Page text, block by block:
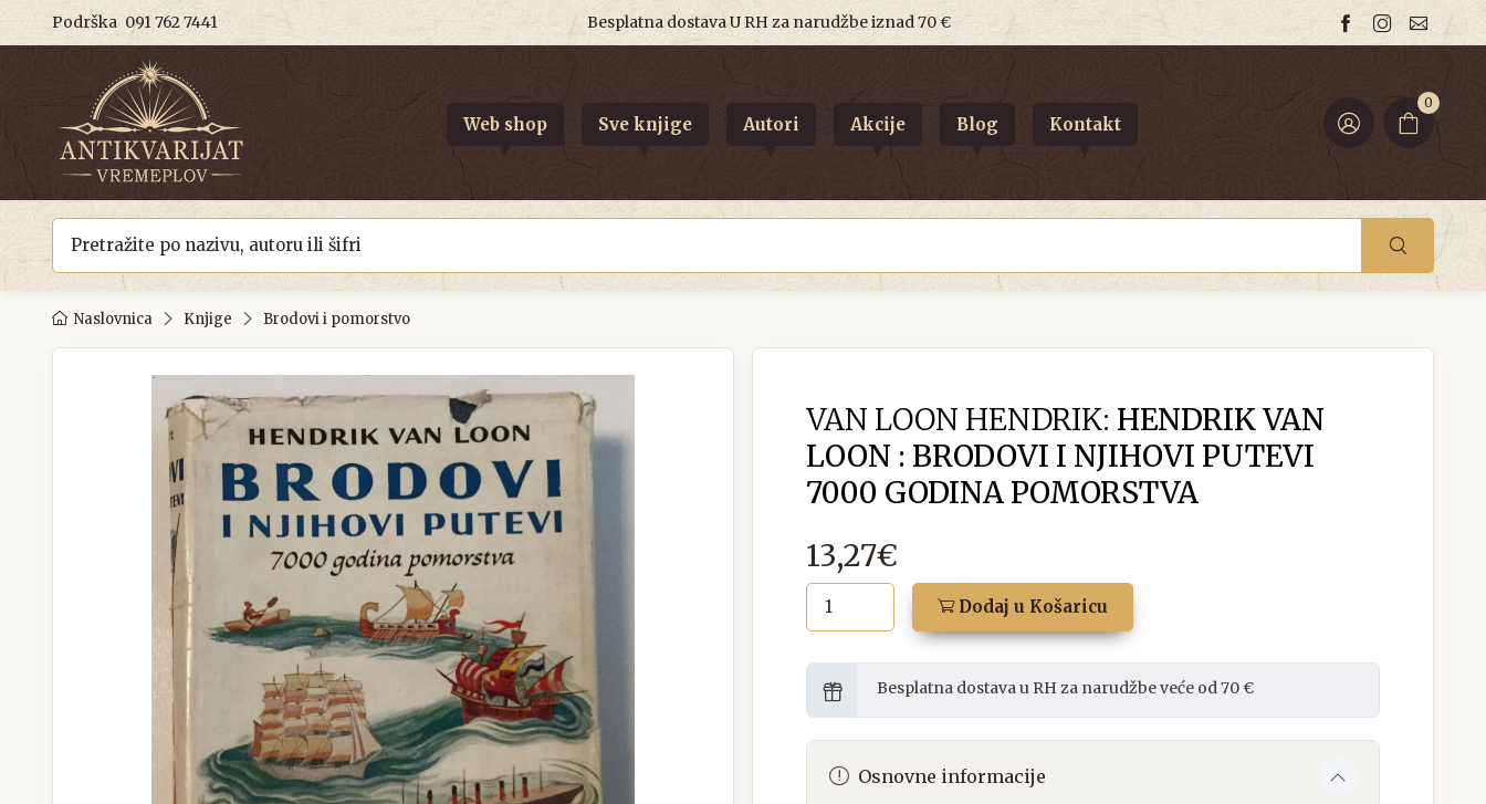
Podrška 091 762 7441 Besplatna dostava U RH za narudžbe iznad 70 €
0
Web shop Sve knjige Autori Akcije Blog Kontakt
Naslovnica Knjige Brodovi i pomorstvo
VAN LOON HENDRIK: HENDRIK VAN
LOON : BRODOVI I NJIHOVI PUTEVI
7000 GODINA POMORSTVA
13,27€
Dodaj u Košaricu
Besplatna dostava u RH za narudžbe veće od 70 €
Osnovne informacije